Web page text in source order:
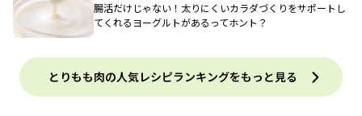
腸活だけじゃない！太りにくいカラダづくりをサポートし
てくれるヨーグルトがあるってホント？
とりもも肉の人気レシピランキングをもっと見る